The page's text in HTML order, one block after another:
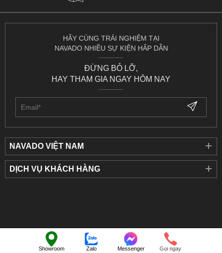
NAVADO VIỆT NAM
DỊCH VỤ KHÁCH HÀNG
HÃY CÙNG TRẢI NGHIỆM TẠI
NAVADO NHIỀU SỰ KIỆN HẤP DẪN
ĐỪNG BỎ LỠ,
HAY THAM GIA NGAY HÔM NAY
NAVADO All Rights Reserved
Showroom Zalo Messenger Gọi ngay